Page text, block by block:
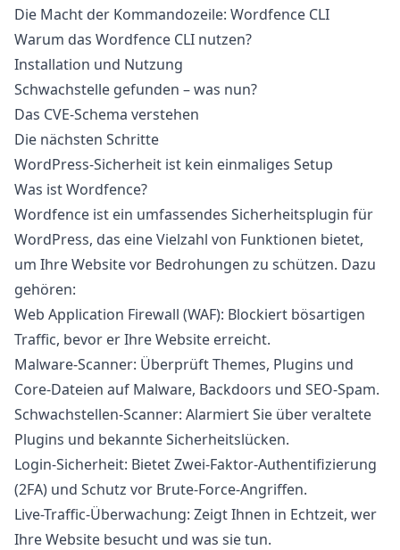
Die Macht der Kommandozeile: Wordfence CLI
Warum das Wordfence CLI nutzen?
Installation und Nutzung
Schwachstelle gefunden – was nun?
Das CVE-Schema verstehen
Die nächsten Schritte
WordPress-Sicherheit ist kein einmaliges Setup
Was ist Wordfence?
Wordfence ist ein umfassendes Sicherheitsplugin für
WordPress, das eine Vielzahl von Funktionen bietet,
um Ihre Website vor Bedrohungen zu schützen. Dazu
gehören:
Web Application Firewall (WAF): Blockiert bösartigen
Traffic, bevor er Ihre Website erreicht.
Malware-Scanner: Überprüft Themes, Plugins und
Core-Dateien auf Malware, Backdoors und SEO-Spam.
Schwachstellen-Scanner: Alarmiert Sie über veraltete
Plugins und bekannte Sicherheitslücken.
Login-Sicherheit: Bietet Zwei-Faktor-Authentifizierung
(2FA) und Schutz vor Brute-Force-Angriffen.
Live-Traffic-Überwachung: Zeigt Ihnen in Echtzeit, wer
Ihre Website besucht und was sie tun.